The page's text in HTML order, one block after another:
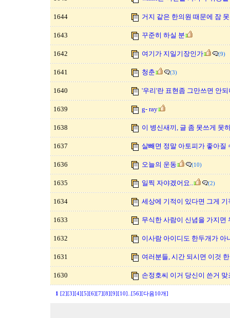
1644 거지 같은 한의원 때문에 잠
1643 꾸준히 하실 분
1642 여기가 지일기장인가 (9)
1641 청춘 (3)
1640 '우리'란 표현좀 그만쓰면 안되
1639 g- ray
1638 이 병신새끼, 글 좀 못쓰게 못
1637 살빼면 정말 아토피가 좋아질
1636 오늘의 운동 (10)
1635 일찍 자야겠어요.. (2)
1634 세상에 기적이 있다면 그게 기
1633 무식한 사람이 신념을 가지면
1632 이사람 아이디도 한두개가 아
1631 여러분들, 시간 되시면 이것
1630 손정호씨 이거 당신이 쓴거 맞
1 [2] [3] [4] [5] [6] [7] [8] [9] [10] [56] [다음10개]